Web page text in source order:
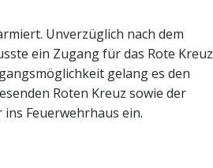
Unverzüglich nach dem
ein Zugang für das Rote Kreuz
gelang es den
Roten Kreuz sowie der
Feuerwehrhaus ein.